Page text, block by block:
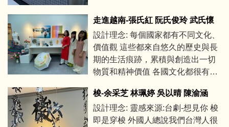
走進越南-張氏紅 阮氏俊玲 武氏懷
設計理念: 每個國家都有不同文化、
價值觀 這些都來自悠久的歷史與長
期的生活痕跡，累積與創造出一切
物質和精神價值 各國文化都很有意
實力
梭-余采芝 林珮婷 吳以晴 陳渝涵
設計理念: 靈感來源:台劇-想見你 梭
即是穿梭 外國人總說我們台灣人很